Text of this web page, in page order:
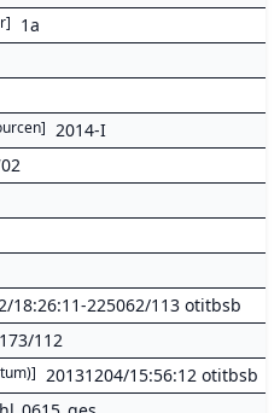
] 1a
] 2014-I
18:26:11-225062/113 otitbsb
112
] 20131204/15:56:12 otitbsb